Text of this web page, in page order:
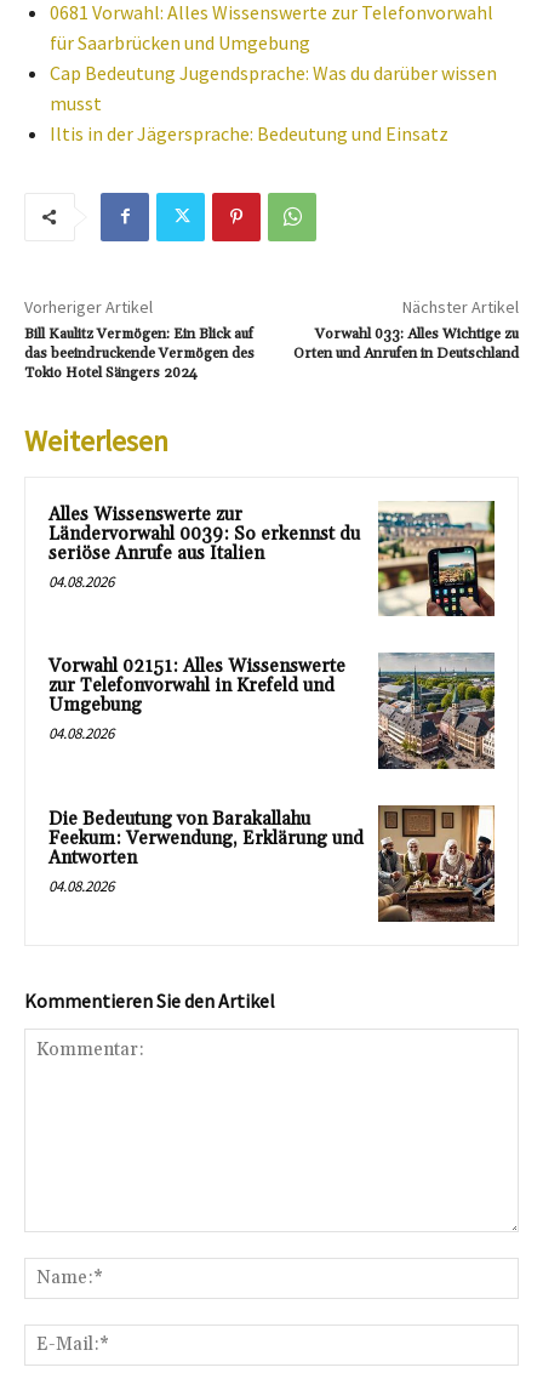
0681 Vorwahl: Alles Wissenswerte zur Telefonvorwahl
für Saarbrücken und Umgebung
Cap Bedeutung Jugendsprache: Was du darüber wissen
musst
Iltis in der Jägersprache: Bedeutung und Einsatz
Vorheriger Artikel
Bill Kaulitz Vermögen: Ein Blick auf
das beeindruckende Vermögen des
Tokio Hotel Sängers 2024
Nächster Artikel
Vorwahl 033: Alles Wichtige zu
Orten und Anrufen in Deutschland
Weiterlesen
Alles Wissenswerte zur
Ländervorwahl 0039: So erkennst du
seriöse Anrufe aus Italien
04.08.2026
Vorwahl 02151: Alles Wissenswerte
zur Telefonvorwahl in Krefeld und
Umgebung
04.08.2026
Die Bedeutung von Barakallahu
Feekum: Verwendung, Erklärung und
Antworten
04.08.2026
Kommentieren Sie den Artikel